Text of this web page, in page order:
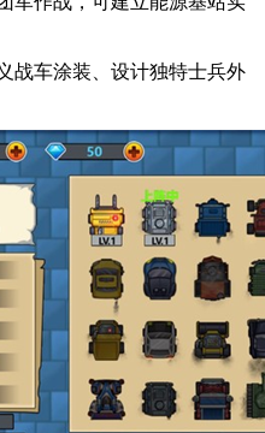
战车涂装、设计独特士兵外